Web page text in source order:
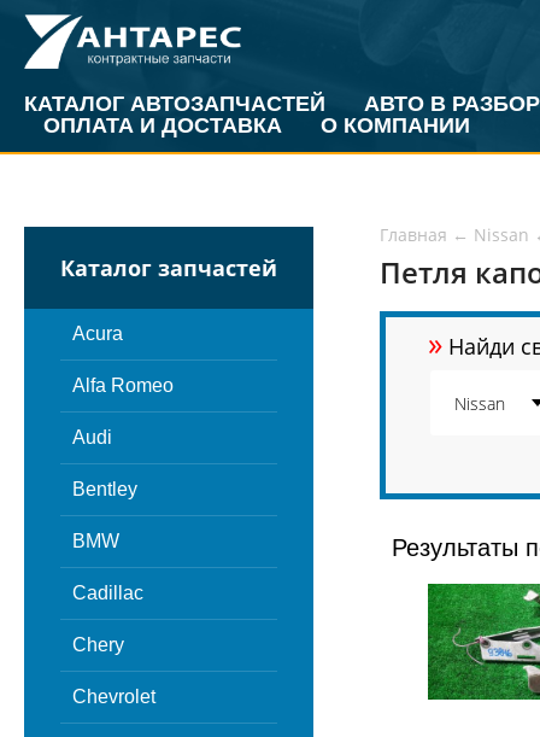
КАТАЛОГ АВТОЗАПЧАСТЕЙ
АВТО В РАЗБОР
ОПЛАТА И ДОСТАВКА
О КОМПАНИИ
Каталог запчастей
Acura
Alfa Romeo
Audi
Bentley
BMW
Cadillac
Chery
Chevrolet
Главная ← Nissan
Петля
» Найди
Результаты